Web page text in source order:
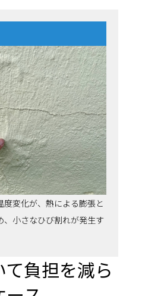
変化が、熱による膨張と
小さなひび割れが発生す
負担を減ら